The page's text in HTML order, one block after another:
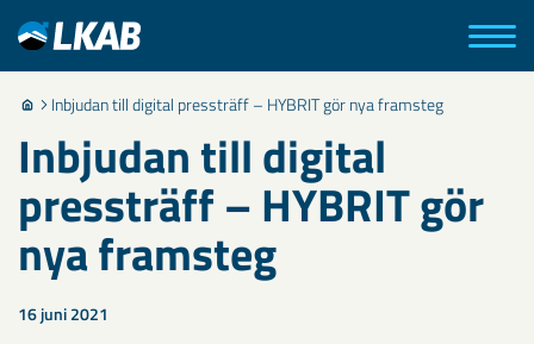
Inbjudan till digital pressträff – HYBRIT gör nya framsteg
Inbjudan till digital
pressträff – HYBRIT gör
nya framsteg
16 juni 2021